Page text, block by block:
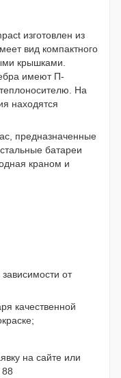
изготовлен из
вид компактного
крышками.
имеют П-
На
находятся
предназначенные
батареи
краном и
от
качественной
на сайте или